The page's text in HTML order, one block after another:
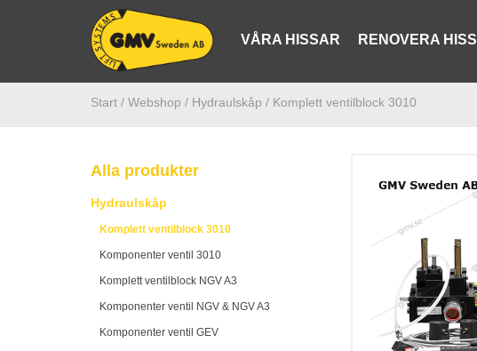
VÅRA HISSAR RENOVERA HISS
Start / Webshop / Hydraulskåp / Komplett ventilblock 3010
Alla produkter
Hydraulskåp
Komplett ventilblock 3010
Komponenter ventil 3010
Komplett ventilblock NGV A3
Komponenter ventil NGV & NGV A3
Komponenter ventil GEV